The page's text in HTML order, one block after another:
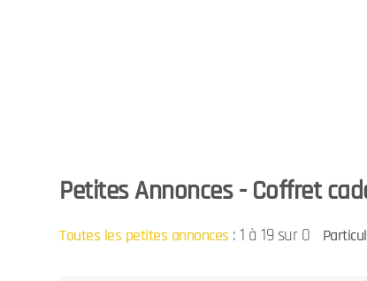
Petites Annonces - Coffret
Toutes les petites annonces :1 à 19 sur 0